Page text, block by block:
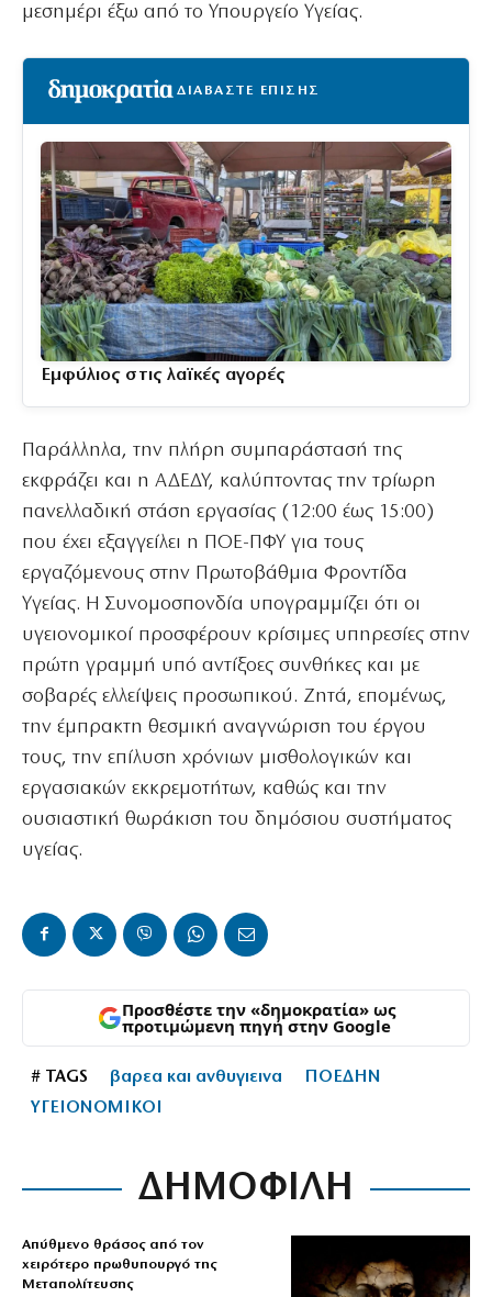
μεσημέρι έξω από το Υπουργείο Υγείας.
ΔΙΑΒΑΣΤΕ ΕΠΙΣΗΣ
Εμφύλιος στις λαϊκές αγορές
Παράλληλα, την πλήρη συμπαράστασή της
εκφράζει και η ΑΔΕΔΥ, καλύπτοντας την τρίωρη
πανελλαδική στάση εργασίας (12:00 έως 15:00)
που έχει εξαγγείλει η ΠΟΕ-ΠΦΥ για τους
εργαζόμενους στην Πρωτοβάθμια Φροντίδα
Υγείας. Η Συνομοσπονδία υπογραμμίζει ότι οι
υγειονομικοί προσφέρουν κρίσιμες υπηρεσίες στην
πρώτη γραμμή υπό αντίξοες συνθήκες και με
σοβαρές ελλείψεις προσωπικού. Ζητά, επομένως,
την έμπρακτη θεσμική αναγνώριση του έργου
τους, την επίλυση χρόνιων μισθολογικών και
εργασιακών εκκρεμοτήτων, καθώς και την
ουσιαστική θωράκιση του δημόσιου συστήματος
υγείας.
Προσθέστε την «δημοκρατία» ως
προτιμώμενη πηγή στην Google
# TAGS βαρεα και ανθυγιεινα
ΠΟΕΔΗΝ
ΥΓΕΙΟΝΟΜΙΚΟΙ
ΔΗΜΟΦΙΛΗ
Απύθμενο θράσος από τον
χειρότερο πρωθυπουργό της
Μεταπολίτευσης